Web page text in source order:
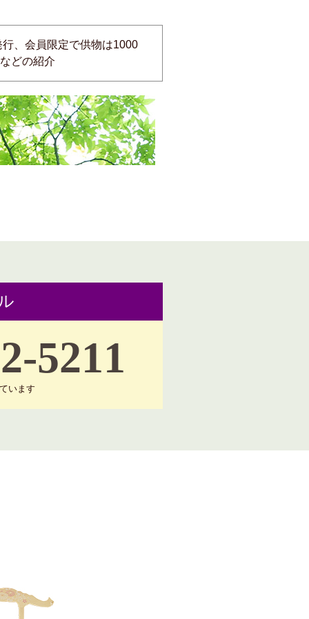
、会員限定で供物は1000
どの紹介
5211
います